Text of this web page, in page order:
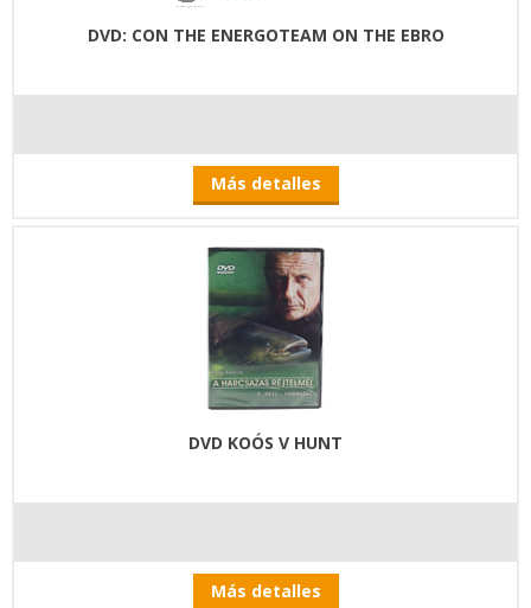
DVD: CON THE ENERGOTEAM ON THE EBRO
Más detalles
DVD KOÓS V HUNT
Más detalles